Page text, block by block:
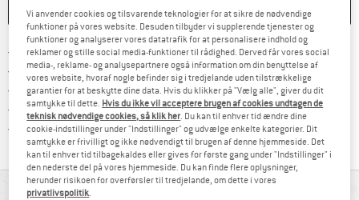
HUSKE SAMMENLIGNE
Portofri fra 69 € (DK)Find oplysninger om forsendelse her!
100 dages returretGå til returretten her Åbnes i en infoboks
> 4.000.000 tilfredse kunder
Alle artikler på lager
Vi er Trustpilot-certificeret - oplysningerne får du
Vi anvender cookies og tilsvarende teknologier for at sikre de nødvendige
funktioner på vores website. Desuden tilbyder vi supplerende tjenester og
funktioner og analyserer vores datatrafik for at personalisere indhold og
reklamer og stille social media-funktioner til rådighed. Derved får vores social
media-, reklame- og analysepartnere også information om din benyttelse af
vores website, hvoraf nogle befinder sig i tredjelande uden tilstrækkelige
garantier for at beskytte dine data. Hvis du klikker på "Vælg alle", giver du dit
samtykke til dette. Hvis du ikke vil acceptere brugen af cookies undtagen de
teknisk nødvendige cookies, så klik her. Du kan til enhver tid ændre dine
cookie-indstillinger under "Indstillinger" og udvælge enkelte kategorier. Dit
samtykke er frivilligt og ikke nødvendigt til brugen af denne hjemmeside. Det
kan til enhver tid tilbagekaldes eller gives for første gang under "Indstillinger" i
den nederste del på vores hjemmeside. Du kan finde flere oplysninger,
herunder risikoen for overførsler til tredjelande, om dette i vores
privatlivspolitik.